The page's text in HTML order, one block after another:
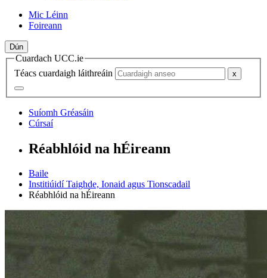
Mic Léinn
Foireann
Dún
Cuardach UCC.ie
Téacs cuardaigh láithreáin
Suíomh Gréasáin
Cúrsaí
Réabhlóid na hÉireann
Baile
Institiúidí Taighde, Ionaid agus Tionscadail
Réabhlóid na hÉireann